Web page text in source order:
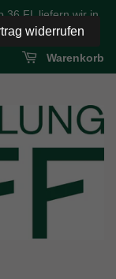
36 FL liefern wir in
Warenkorb
widerrufen